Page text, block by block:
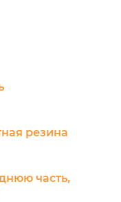
резина
часть,